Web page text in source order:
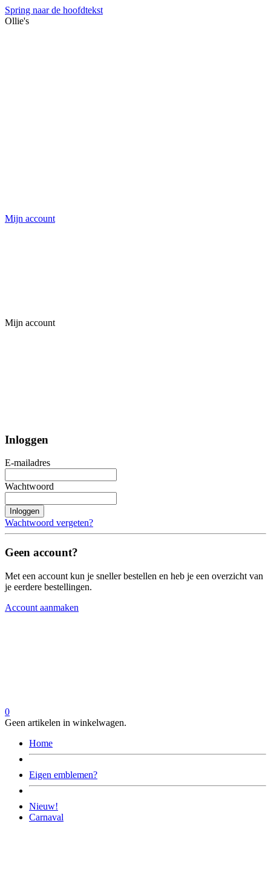
Spring naar de hoofdtekst
Ollie's
Mijn account
Mijn account
Inloggen
E-mailadres
Wachtwoord
Inloggen
Wachtwoord vergeten?
Geen account?
Met een account kun je sneller bestellen en heb je een overzicht van
je eerdere bestellingen.
Account aanmaken
0
Geen artikelen in winkelwagen.
Home
Eigen emblemen?
Nieuw!
Carnaval